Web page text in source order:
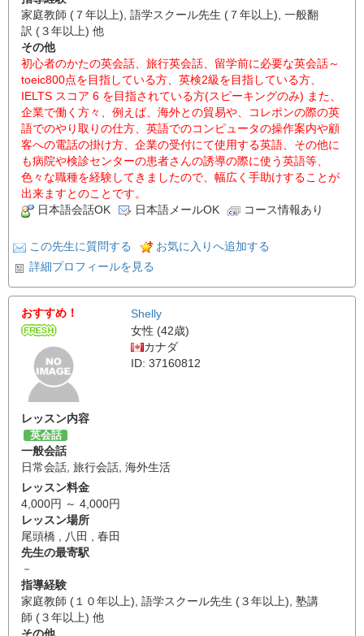
家庭教師 (７年以上), 語学スクール先生 (７年以上), 一般翻
訳 (３年以上) 他
その他
初心者のかたの英会話、旅行英会話、留学前に必要な英会話～
toeic800点を目指している方、英検2級を目指している方、
IELTS スコア 6 を目指されている方(スピーキングのみ) また、
企業で働く方々、例えば、海外との貿易や、コレポンの際の英
語でのやり取りの仕方、英語でのコンピュータの操作案内や顧
客への電話の掛け方、企業の受付にて使用する英語、その他に
も病院や検診センターの患者さんの誘導の際に使う英語等、
色々な職種を経験してきましたので、幅広く手助けすることが
出来ますとのことです。
日本語会話OK
日本語メールOK コース情報あり
この先生に質問する
お気に入りへ追加する
詳細プロフィールを見る
おすすめ！
Shelly
女性 (42歳)
カナダ
ID: 37160812
レッスン内容
英会話
一般会話
日常会話, 旅行会話, 海外生活
レッスン料金
4,000円 ～ 4,000円
レッスン場所
尾頭橋 , 八田 , 春田
先生の最寄駅
－
指導経験
家庭教師 (１０年以上), 語学スクール先生 (３年以上), 塾講
師 (３年以上) 他